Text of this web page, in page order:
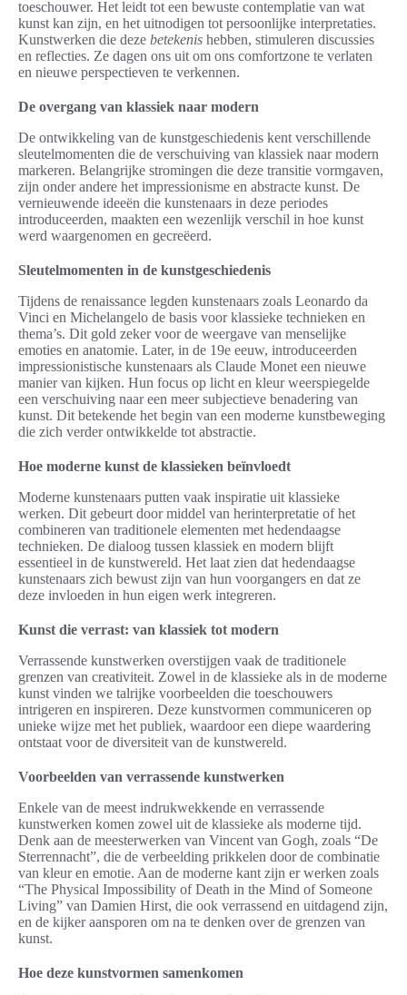
toeschouwer. Het leidt tot een bewuste contemplatie van wat
kunst kan zijn, en het uitnodigen tot persoonlijke interpretaties.
Kunstwerken die deze betekenis hebben, stimuleren discussies
en reflecties. Ze dagen ons uit om ons comfortzone te verlaten
en nieuwe perspectieven te verkennen.
De overgang van klassiek naar modern
De ontwikkeling van de kunstgeschiedenis kent verschillende
sleutelmomenten die de verschuiving van klassiek naar modern
markeren. Belangrijke stromingen die deze transitie vormgaven,
zijn onder andere het impressionisme en abstracte kunst. De
vernieuwende ideeën die kunstenaars in deze periodes
introduceerden, maakten een wezenlijk verschil in hoe kunst
werd waargenomen en gecreëerd.
Sleutelmomenten in de kunstgeschiedenis
Tijdens de renaissance legden kunstenaars zoals Leonardo da
Vinci en Michelangelo de basis voor klassieke technieken en
thema’s. Dit gold zeker voor de weergave van menselijke
emoties en anatomie. Later, in de 19e eeuw, introduceerden
impressionistische kunstenaars als Claude Monet een nieuwe
manier van kijken. Hun focus op licht en kleur weerspiegelde
een verschuiving naar een meer subjectieve benadering van
kunst. Dit betekende het begin van een moderne kunstbeweging
die zich verder ontwikkelde tot abstractie.
Hoe moderne kunst de klassieken beïnvloedt
Moderne kunstenaars putten vaak inspiratie uit klassieke
werken. Dit gebeurt door middel van herinterpretatie of het
combineren van traditionele elementen met hedendaagse
technieken. De dialoog tussen klassiek en modern blijft
essentieel in de kunstwereld. Het laat zien dat hedendaagse
kunstenaars zich bewust zijn van hun voorgangers en dat ze
deze invloeden in hun eigen werk integreren.
Kunst die verrast: van klassiek tot modern
Verrassende kunstwerken overstijgen vaak de traditionele
grenzen van creativiteit. Zowel in de klassieke als in de moderne
kunst vinden we talrijke voorbeelden die toeschouwers
intrigeren en inspireren. Deze kunstvormen communiceren op
unieke wijze met het publiek, waardoor een diepe waardering
ontstaat voor de diversiteit van de kunstwereld.
Voorbeelden van verrassende kunstwerken
Enkele van de meest indrukwekkende en verrassende
kunstwerken komen zowel uit de klassieke als moderne tijd.
Denk aan de meesterwerken van Vincent van Gogh, zoals “De
Sterrennacht”, die de verbeelding prikkelen door de combinatie
van kleur en emotie. Aan de moderne kant zijn er werken zoals
“The Physical Impossibility of Death in the Mind of Someone
Living” van Damien Hirst, die ook verrassend en uitdagend zijn,
en de kijker aansporen om na te denken over de grenzen van
kunst.
Hoe deze kunstvormen samenkomen